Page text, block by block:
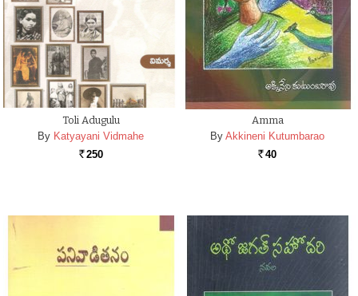
Toli Adugulu
By Katyayani Vidmahe
Rs. 250
Amma
By Akkineni Kutumbarao
Rs. 40